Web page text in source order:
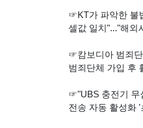
☞KT가 파악한 불
셀값 일치"..."해외
☞캄보디아 범죄단
범죄단체 가입 후
☞"UBS 충전기 무
전송 자동 활성화